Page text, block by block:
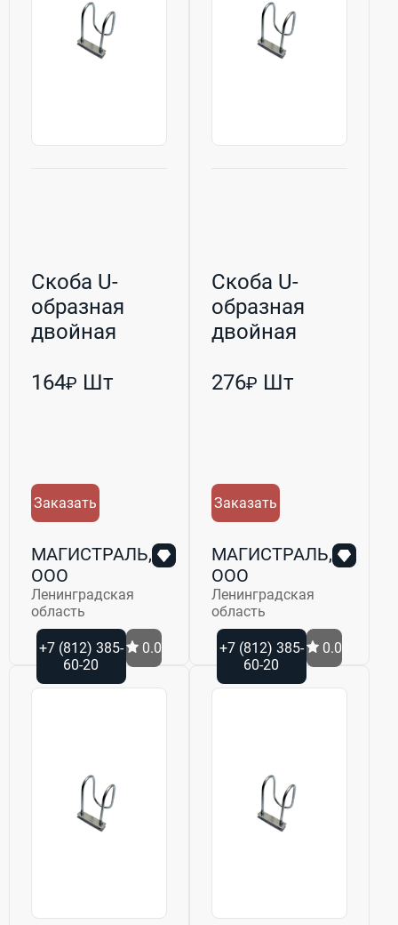
Скоба U-
образная
двойная
М8 60/34 (РБ...
164₽ Шт
Заказать
МАГИСТРАЛЬ,
ООО
Ленинградская
область
+7 (812) 385-
60-20
0.0
Скоба U-
образная
двойная
М10 48/60 (Р...
276₽ Шт
Заказать
МАГИСТРАЛЬ,
ООО
Ленинградская
область
+7 (812) 385-
60-20
0.0